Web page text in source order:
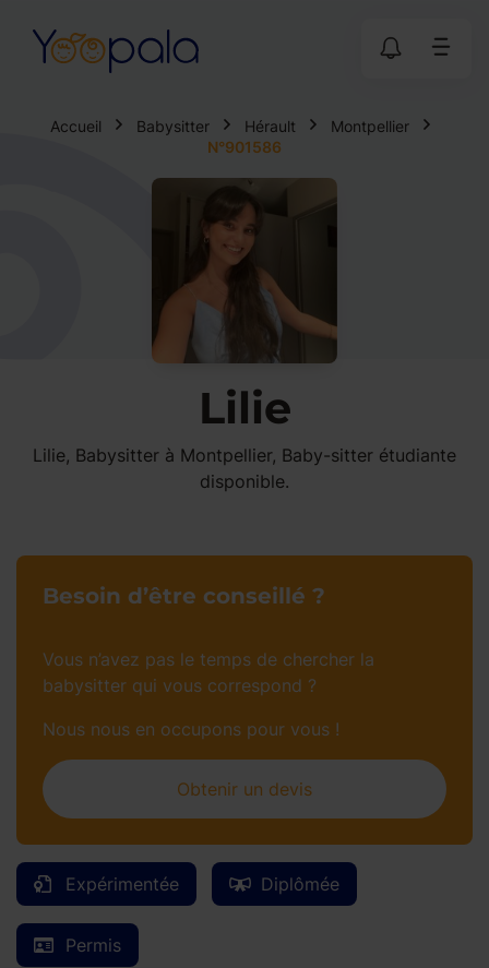
Accueil Babysitter Hérault
Montpellier
N°901586
Lilie
Lilie, Babysitter à Montpellier, Baby-sitter étudiante
disponible.
Expérimentée Diplômée
Permis
Besoin d’être conseillé ?
Vous n’avez pas le temps de chercher la
babysitter qui vous correspond ?
Nous nous en occupons pour vous !
Obtenir un devis